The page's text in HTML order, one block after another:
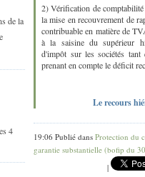
de la
4
2) Vérification de
la mise en recouvrement de
contribuable en matière de
à la saisine du supérieur
d'impôt sur les sociétés tant
prenant en compte le déficit
Le recours
19:06 Publié dans Protection du
garantie substantielle (bofip du
|